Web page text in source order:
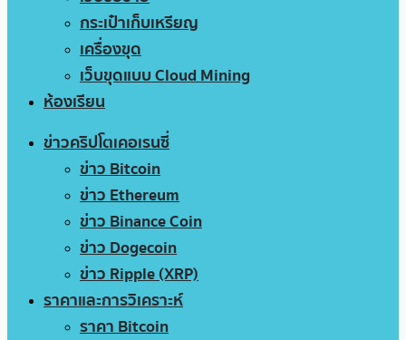
กระเป๋าเก็บเหรียญ
เครื่องขุด
เว็บขุดแบบ Cloud Mining
ห้องเรียน
ข่าวคริปโตเคอเรนซี่
ข่าว Bitcoin
ข่าว Ethereum
ข่าว Binance Coin
ข่าว Dogecoin
ข่าว Ripple (XRP)
ราคาและการวิเคราะห์
ราคา Bitcoin